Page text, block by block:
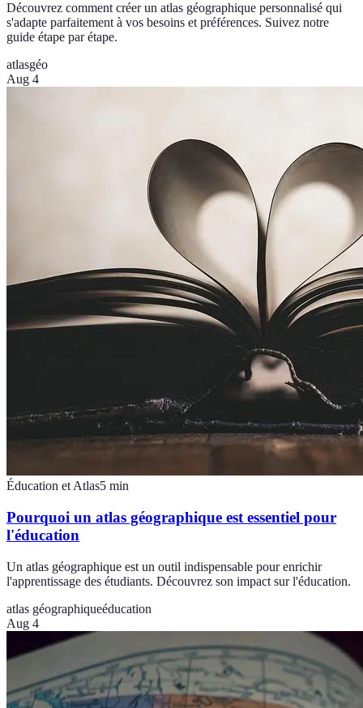
Découvrez comment créer un atlas géographique personnalisé qui
s'adapte parfaitement à vos besoins et préférences. Suivez notre
guide étape par étape.
atlasgéo
Aug 4
Éducation et Atlas5 min
Pourquoi un atlas géographique est essentiel pour
l'éducation
Un atlas géographique est un outil indispensable pour enrichir
l'apprentissage des étudiants. Découvrez son impact sur l'éducation.
atlas géographiqueéducation
Aug 4